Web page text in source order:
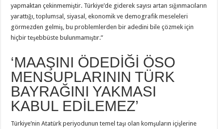
yapmaktan çekinmemiştir. Türkiye’de giderek sayısı artan sığınmacıların
yarattığı, toplumsal, siyasal, ekonomik ve demografik meseleleri
görmezden gelmiş, bu problemlerden bir adedini bile çözmek için
hiçbir teşebbüste bulunmamıştır.”
‘MAAŞINI ÖDEDİĞİ ÖSO
MENSUPLARININ TÜRK
BAYRAĞINI YAKMASI
KABUL EDİLEMEZ’
Türkiye’nin Atatürk periyodunun temel taşı olan komşuların içişlerine